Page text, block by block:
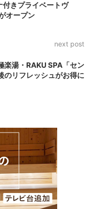
きプライベートヴ
オープン
next post
楽湯・RAKU SPA「セン
のリフレッシュがお得に